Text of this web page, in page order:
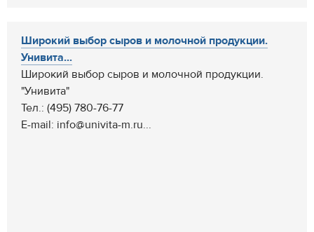
Широкий выбор сыров и молочной продукции.
Унивита...
Широкий выбор сыров и молочной продукции.
"Унивита"
Тел.: (495) 780-76-77
E-mail: info@univita-m.ru...